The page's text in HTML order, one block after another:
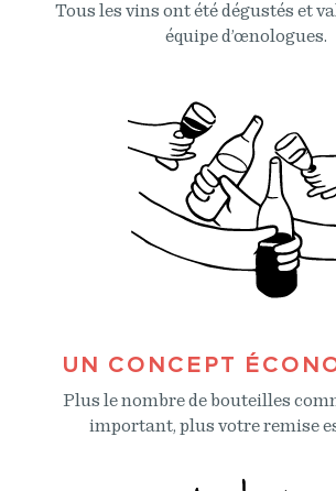
Tous les vins ont été dégustés et
équipe d’œnologues.
UN CONCEPT
Plus le nombre de bouteilles
important, plus votre remise